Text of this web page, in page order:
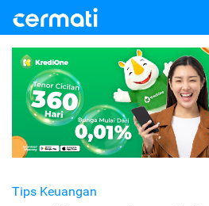
Tips Keuangan